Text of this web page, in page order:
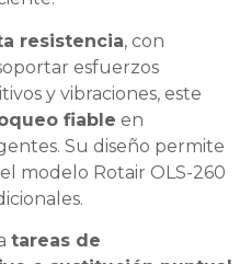
resistencia, con
esfuerzos
y vibraciones, este
fiable en
Su diseño permite
modelo Rotair OLS-260
tareas de